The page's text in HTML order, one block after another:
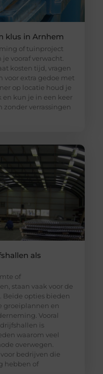
klus in Arnhem
of tuinproject
vooraf verwacht.
kosten tijd, vragen
voor extra gedoe met
op locatie houd je
kun je in een keer
zonder verrassingen
als
of
staan vaak voor de
Beide opties bieden
groeiplannen en
Vooral
is
waarom veel
overwegen.
bedrijven die
hebben of